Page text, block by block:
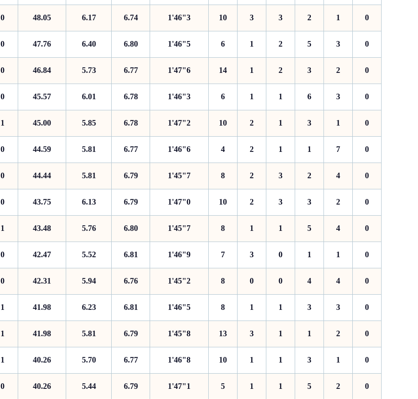
0 48.05 6.17 6.74 1'46"3 10 3 3 2 1 0
0 47.76 6.40 6.80 1'46"5 6 1 2 5 3 0
0 46.84 5.73 6.77 1'47"6 14 1 2 3 2 0
0 45.57 6.01 6.78 1'46"3 6 1 1 6 3 0
1 45.00 5.85 6.78 1'47"2 10 2 1 3 1 0
0 44.59 5.81 6.77 1'46"6 4 2 1 1 7 0
0 44.44 5.81 6.79 1'45"7 8 2 3 2 4 0
0 43.75 6.13 6.79 1'47"0 10 2 3 3 2 0
1 43.48 5.76 6.80 1'45"7 8 1 1 5 4 0
0 42.47 5.52 6.81 1'46"9 7 3 0 1 1 0
0 42.31 5.94 6.76 1'45"2 8 0 0 4 4 0
1 41.98 6.23 6.81 1'46"5 8 1 1 3 3 0
1 41.98 5.81 6.79 1'45"8 13 3 1 1 2 0
1 40.26 5.70 6.77 1'46"8 10 1 1 3 1 0
0 40.26 5.44 6.79 1'47"1 5 1 1 5 2 0